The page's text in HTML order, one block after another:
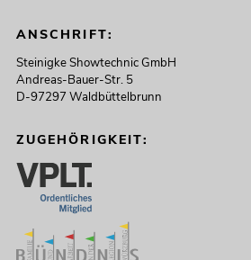
ANSCHRIFT:
Steinigke Showtechnic GmbH
Andreas-Bauer-Str. 5
D-97297 Waldbüttelbrunn
ZUGEHÖRIGKEIT: